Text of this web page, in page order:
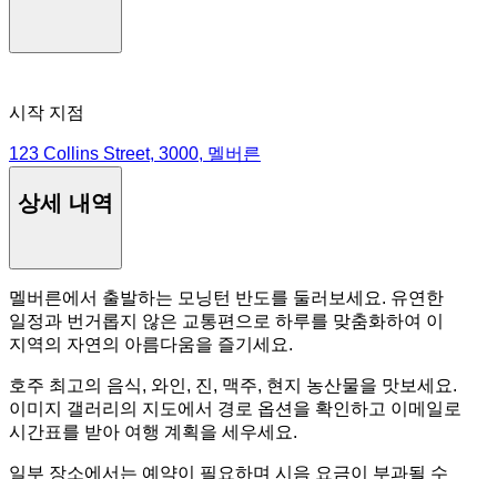
시작 지점
123 Collins Street, 3000, 멜버른
상세 내역
멜버른에서 출발하는 모닝턴 반도를 둘러보세요. 유연한
일정과 번거롭지 않은 교통편으로 하루를 맞춤화하여 이
지역의 자연의 아름다움을 즐기세요.
호주 최고의 음식, 와인, 진, 맥주, 현지 농산물을 맛보세요.
이미지 갤러리의 지도에서 경로 옵션을 확인하고 이메일로
시간표를 받아 여행 계획을 세우세요.
일부 장소에서는 예약이 필요하며 시음 요금이 부과될 수